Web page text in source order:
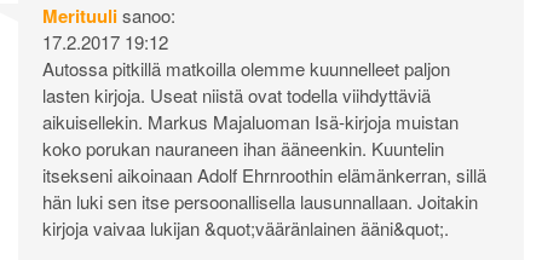
Merituulisanoo:
17.2.2017 19:12
Autossa pitkillä matkoilla olemme kuunnelleet paljon
lasten kirjoja. Useat niistä ovat todella viihdyttäviä
aikuisellekin. Markus Majaluoman Isä-kirjoja muistan
koko porukan nauraneen ihan ääneenkin. Kuuntelin
itsekseni aikoinaan Adolf Ehrnroothin elämänkerran, sillä
hän luki sen itse persoonallisella lausunnallaan. Joitakin
kirjoja vaivaa lukijan &quot;vääränlainen ääni&quot;.